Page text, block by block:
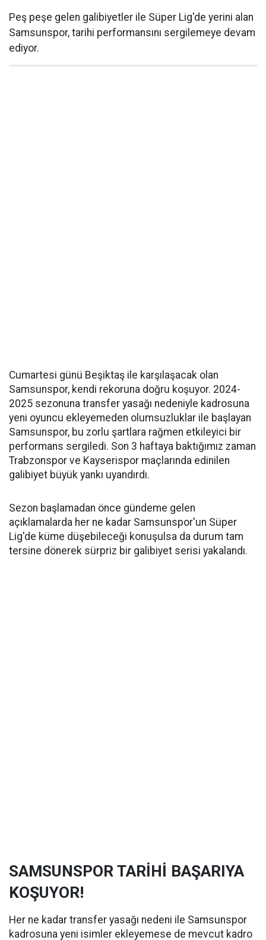
Peş peşe gelen galibiyetler ile Süper Lig'de yerini alan
Samsunspor, tarihi performansını sergilemeye devam
ediyor.
Cumartesi günü Beşiktaş ile karşılaşacak olan
Samsunspor, kendi rekoruna doğru koşuyor. 2024-
2025 sezonuna transfer yasağı nedeniyle kadrosuna
yeni oyuncu ekleyemeden olumsuzluklar ile başlayan
Samsunspor, bu zorlu şartlara rağmen etkileyici bir
performans sergiledi. Son 3 haftaya baktığımız zaman
Trabzonspor ve Kayserispor maçlarında edinilen
galibiyet büyük yankı uyandırdı.
Sezon başlamadan önce gündeme gelen
açıklamalarda her ne kadar Samsunspor'un Süper
Lig'de küme düşebileceği konuşulsa da durum tam
tersine dönerek sürpriz bir galibiyet serisi yakalandı.
SAMSUNSPOR TARİHİ BAŞARIYA
KOŞUYOR!
Her ne kadar transfer yasağı nedeni ile Samsunspor
kadrosuna yeni isimler ekleyemese de mevcut kadro